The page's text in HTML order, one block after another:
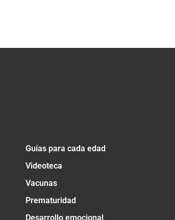
Guías para cada edad
Videoteca
Vacunas
Prematuridad
Desarrollo emocional